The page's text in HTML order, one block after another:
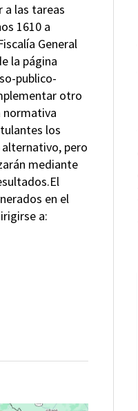
a las tareas
1610 a
General
la página
publico-
otro
normativa
los
pero
mediante
en el
a: